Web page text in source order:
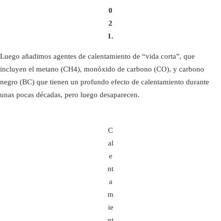
0
2
1.
Luego añadimos agentes de calentamiento de “vida corta”, que
incluyen el metano (CH4), monóxido de carbono (CO), y carbono
negro (BC) que tienen un profundo efecto de calentamiento durante
unas pocas décadas, pero luego desaparecen.
C
al
e
nt
a
m
ie